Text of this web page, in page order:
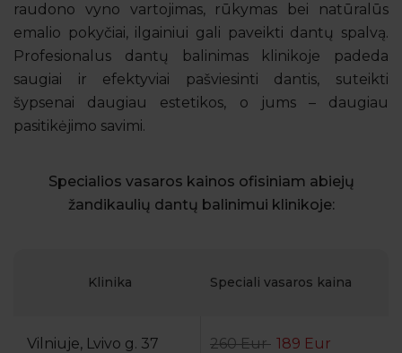
raudono vyno vartojimas, rūkymas bei natūralūs
emalio pokyčiai, ilgainiui gali paveikti dantų spalvą.
Profesionalus dantų balinimas klinikoje padeda
saugiai ir efektyviai pašviesinti dantis, suteikti
šypsenai daugiau estetikos, o jums – daugiau
pasitikėjimo savimi.
Specialios vasaros kainos ofisiniam abiejų
žandikaulių dantų balinimui klinikoje:
Klinika Speciali vasaros kaina
Vilniuje, Lvivo g. 37 260 Eur 189 Eur